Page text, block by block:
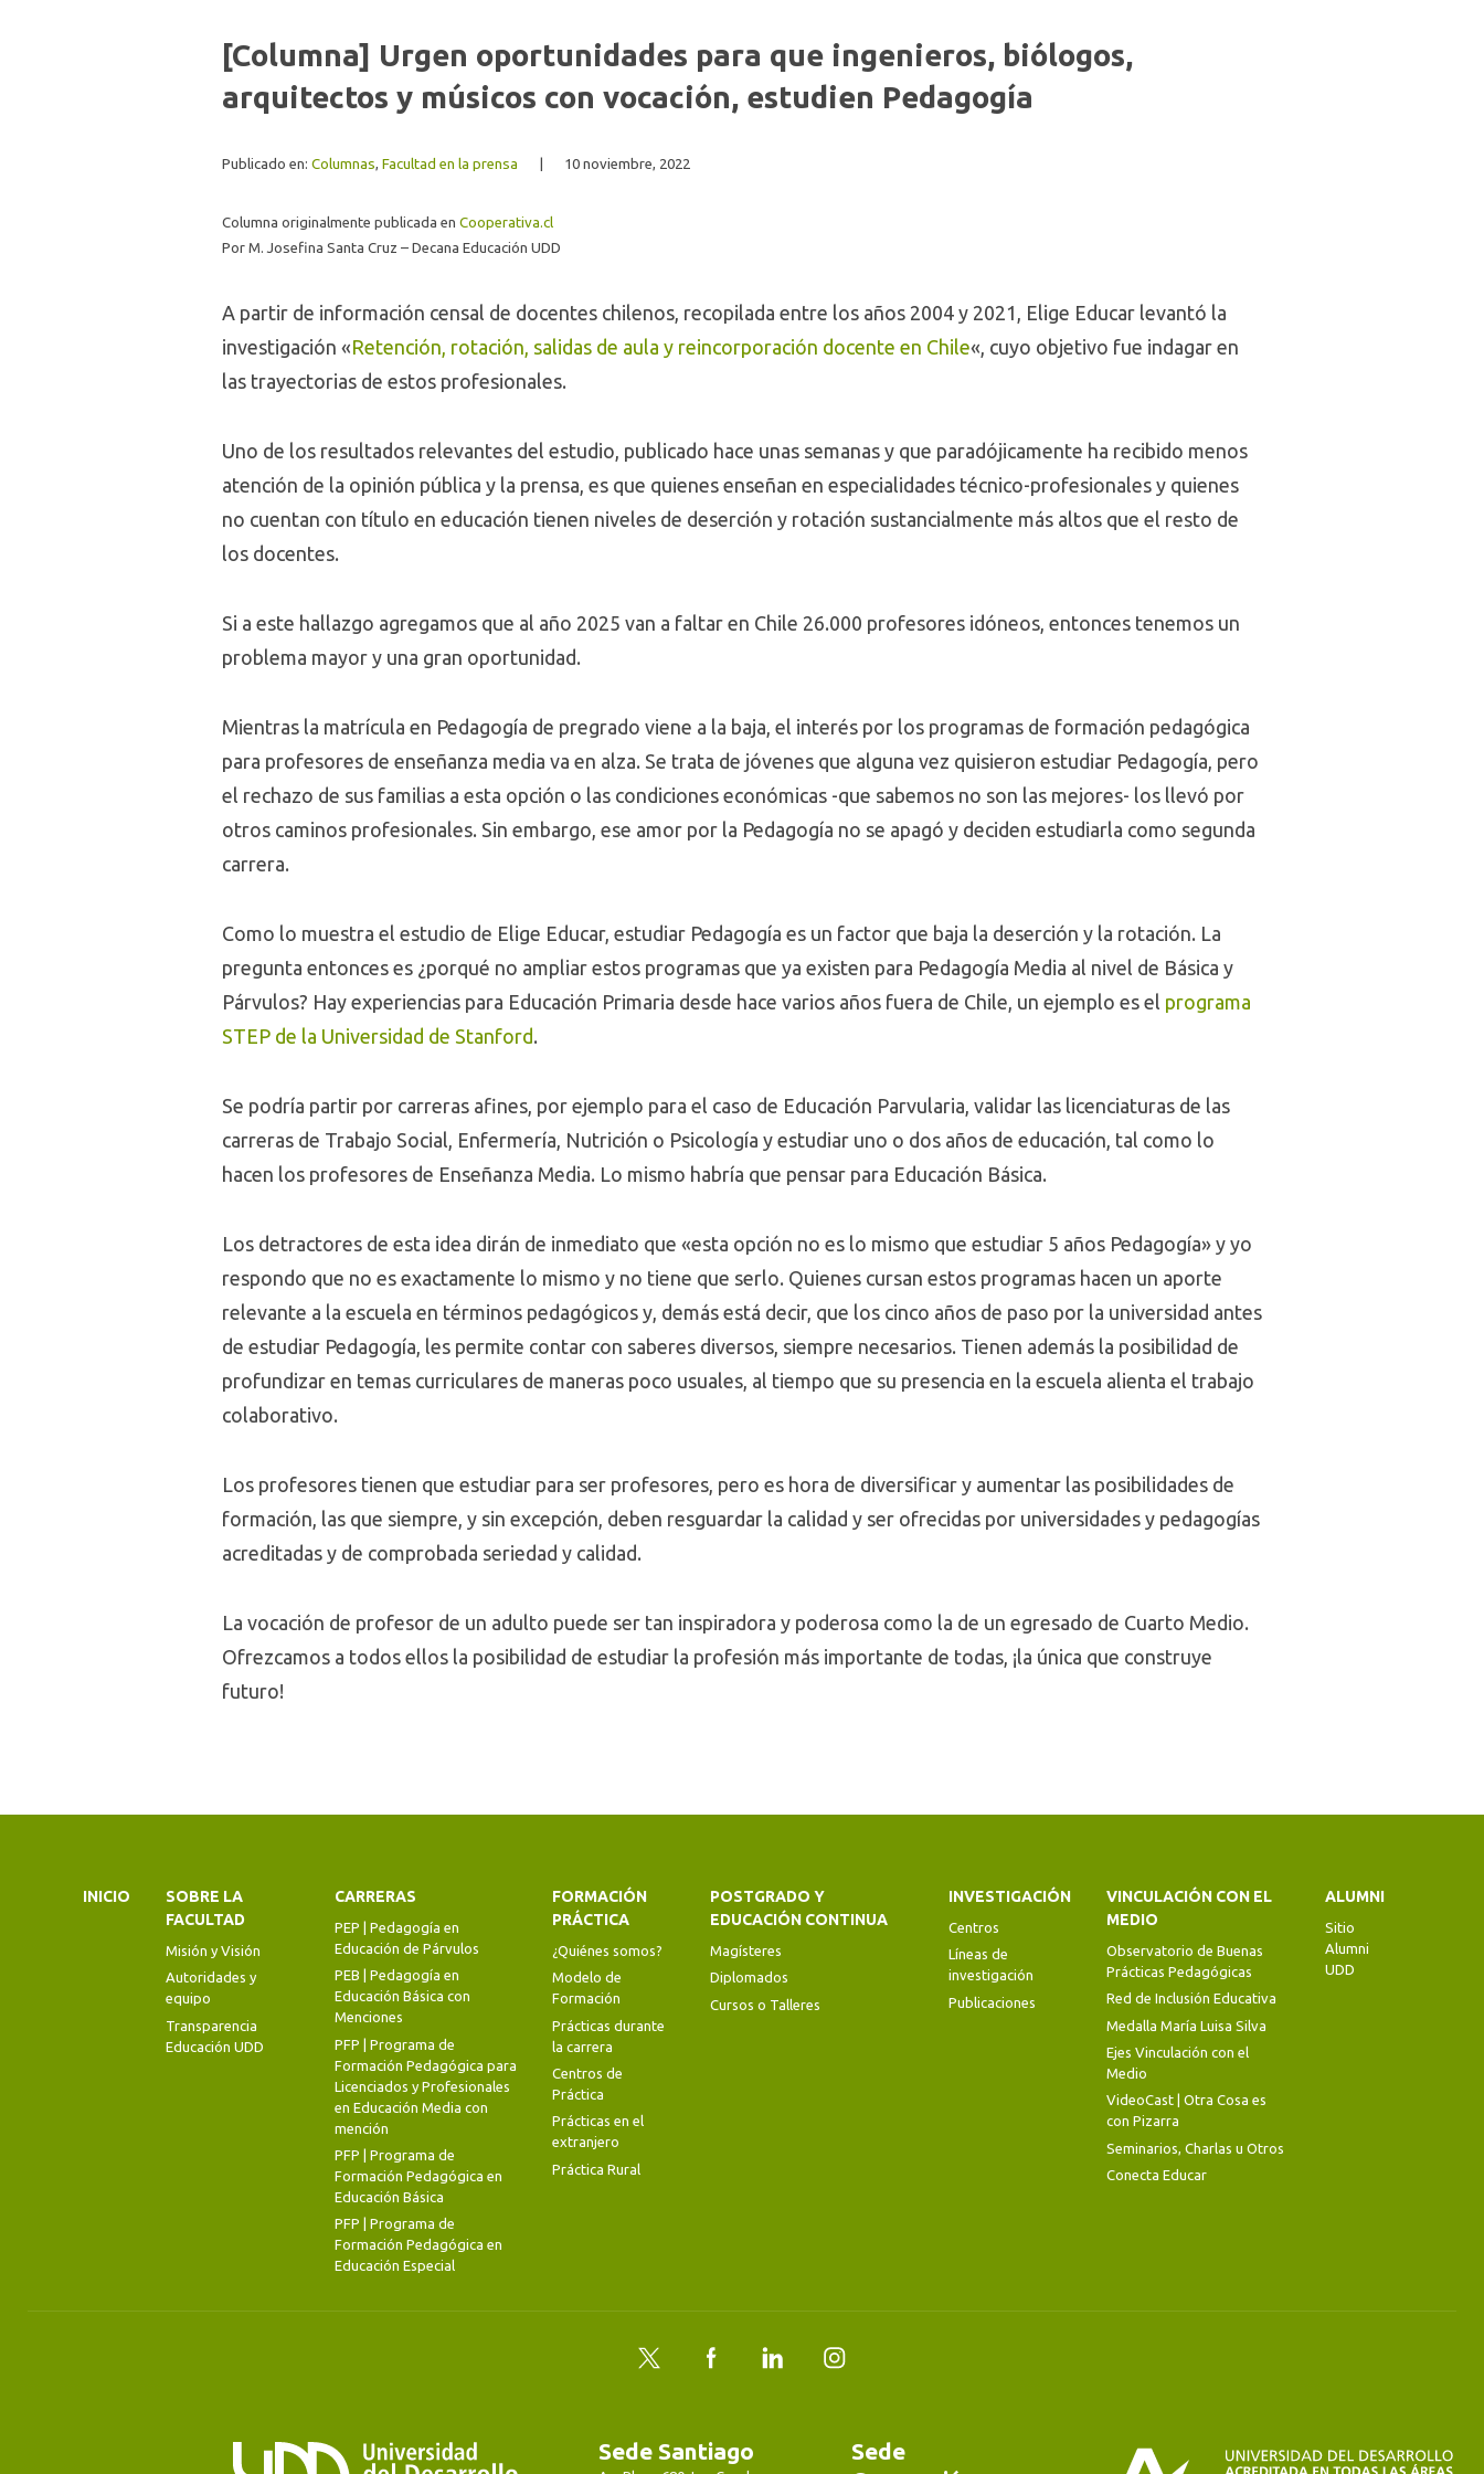
[Columna] Urgen oportunidades para que ingenieros, biólogos,
arquitectos y músicos con vocación, estudien Pedagogía
Publicado en: Columnas, Facultad en la prensa 10 noviembre, 2022
Columna originalmente publicada en Cooperativa.cl
Por M. Josefina Santa Cruz – Decana Educación UDD
A partir de información censal de docentes chilenos, recopilada entre los años 2004 y 2021, Elige Educar levantó la
investigación «Retención, rotación, salidas de aula y reincorporación docente en Chile«, cuyo objetivo fue indagar en
las trayectorias de estos profesionales.
Uno de los resultados relevantes del estudio, publicado hace unas semanas y que paradójicamente ha recibido menos
atención de la opinión pública y la prensa, es que quienes enseñan en especialidades técnico-profesionales y quienes
no cuentan con título en educación tienen niveles de deserción y rotación sustancialmente más altos que el resto de
los docentes.
Si a este hallazgo agregamos que al año 2025 van a faltar en Chile 26.000 profesores idóneos, entonces tenemos un
problema mayor y una gran oportunidad.
Mientras la matrícula en Pedagogía de pregrado viene a la baja, el interés por los programas de formación pedagógica
para profesores de enseñanza media va en alza. Se trata de jóvenes que alguna vez quisieron estudiar Pedagogía, pero
el rechazo de sus familias a esta opción o las condiciones económicas -que sabemos no son las mejores- los llevó por
otros caminos profesionales. Sin embargo, ese amor por la Pedagogía no se apagó y deciden estudiarla como segunda
carrera.
Como lo muestra el estudio de Elige Educar, estudiar Pedagogía es un factor que baja la deserción y la rotación. La
pregunta entonces es ¿porqué no ampliar estos programas que ya existen para Pedagogía Media al nivel de Básica y
Párvulos? Hay experiencias para Educación Primaria desde hace varios años fuera de Chile, un ejemplo es el programa
STEP de la Universidad de Stanford.
Se podría partir por carreras afines, por ejemplo para el caso de Educación Parvularia, validar las licenciaturas de las
carreras de Trabajo Social, Enfermería, Nutrición o Psicología y estudiar uno o dos años de educación, tal como lo
hacen los profesores de Enseñanza Media. Lo mismo habría que pensar para Educación Básica.
Los detractores de esta idea dirán de inmediato que «esta opción no es lo mismo que estudiar 5 años Pedagogía» y yo
respondo que no es exactamente lo mismo y no tiene que serlo. Quienes cursan estos programas hacen un aporte
relevante a la escuela en términos pedagógicos y, demás está decir, que los cinco años de paso por la universidad antes
de estudiar Pedagogía, les permite contar con saberes diversos, siempre necesarios. Tienen además la posibilidad de
profundizar en temas curriculares de maneras poco usuales, al tiempo que su presencia en la escuela alienta el trabajo
colaborativo.
Los profesores tienen que estudiar para ser profesores, pero es hora de diversificar y aumentar las posibilidades de
formación, las que siempre, y sin excepción, deben resguardar la calidad y ser ofrecidas por universidades y pedagogías
acreditadas y de comprobada seriedad y calidad.
La vocación de profesor de un adulto puede ser tan inspiradora y poderosa como la de un egresado de Cuarto Medio.
Ofrezcamos a todos ellos la posibilidad de estudiar la profesión más importante de todas, ¡la única que construye
futuro!
INICIO
SOBRE LA
FACULTAD
Misión y Visión
Autoridades y
equipo
Transparencia
Educación UDD
CARRERAS
PEP | Pedagogía en
Educación de Párvulos
PEB | Pedagogía en
Educación Básica con
Menciones
PFP | Programa de
Formación Pedagógica para
Licenciados y Profesionales
en Educación Media con
mención
PFP | Programa de
Formación Pedagógica en
Educación Básica
PFP | Programa de
Formación Pedagógica en
Educación Especial
FORMACIÓN
PRÁCTICA
¿Quiénes somos?
Modelo de
Formación
Prácticas durante
la carrera
Centros de
Práctica
Prácticas en el
extranjero
Práctica Rural
POSTGRADO Y
EDUCACIÓN CONTINUA
Magísteres
Diplomados
Cursos o Talleres
INVESTIGACIÓN
Centros
Líneas de
investigación
Publicaciones
VINCULACIÓN CON EL
MEDIO
Observatorio de Buenas
Prácticas Pedagógicas
Red de Inclusión Educativa
Medalla María Luisa Silva
Ejes Vinculación con el
Medio
VideoCast | Otra Cosa es
con Pizarra
Seminarios, Charlas u Otros
Conecta Educar
ALUMNI
Sitio
Alumni
UDD
Twitter FacebookLinkedInInstagram
Sede Santiago
Sede